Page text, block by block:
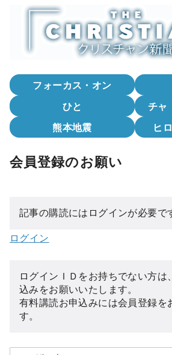
フォーカス・オン
ひと
チャ
熊本地震
ヒ
会員登録のお願い
記事の購読にはログインが必要で
ログイン
ログインＩＤをお持ちでない方は
込みをお願いいたします。
有料講読お申込みには会員登録を
す。